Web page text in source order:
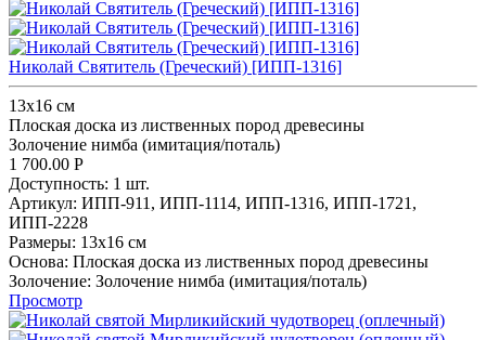
Николай Святитель (Греческий) [ИПП-1316]
13x16 см
Плоская доска из лиственных пород древесины
Золочение нимба (имитация/поталь)
1 700.00 Р
Доступность: 1 шт.
Артикул: ИПП-911, ИПП-1114, ИПП-1316, ИПП-1721,
ИПП-2228
Размеры: 13x16 см
Основа: Плоская доска из лиственных пород древесины
Золочение: Золочение нимба (имитация/поталь)
Просмотр